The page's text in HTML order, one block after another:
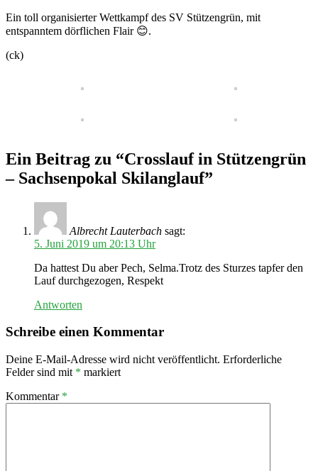
Ein toll organisierter Wettkampf des SV Stützengrün, mit
entspanntem dörflichen Flair 😊.
(ck)
Ein Beitrag zu “Crosslauf in Stützengrün
– Sachsenpokal Skilanglauf”
Albrecht Lauterbach sagt:
5. Juni 2019 um 20:13 Uhr
Da hattest Du aber Pech, Selma.Trotz des Sturzes tapfer den
Lauf durchgezogen, Respekt
Antworten
Schreibe einen Kommentar
Deine E-Mail-Adresse wird nicht veröffentlicht. Erforderliche
Felder sind mit * markiert
Kommentar *